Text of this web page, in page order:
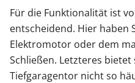
Für die Funktionalität ist
entscheidend. Hier haben
Elektromotor oder dem
Schließen. Letzteres bietet
Tiefgaragentor nicht so